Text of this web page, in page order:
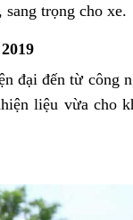
trọng cho xe.
đại đến từ công
liệu vừa cho